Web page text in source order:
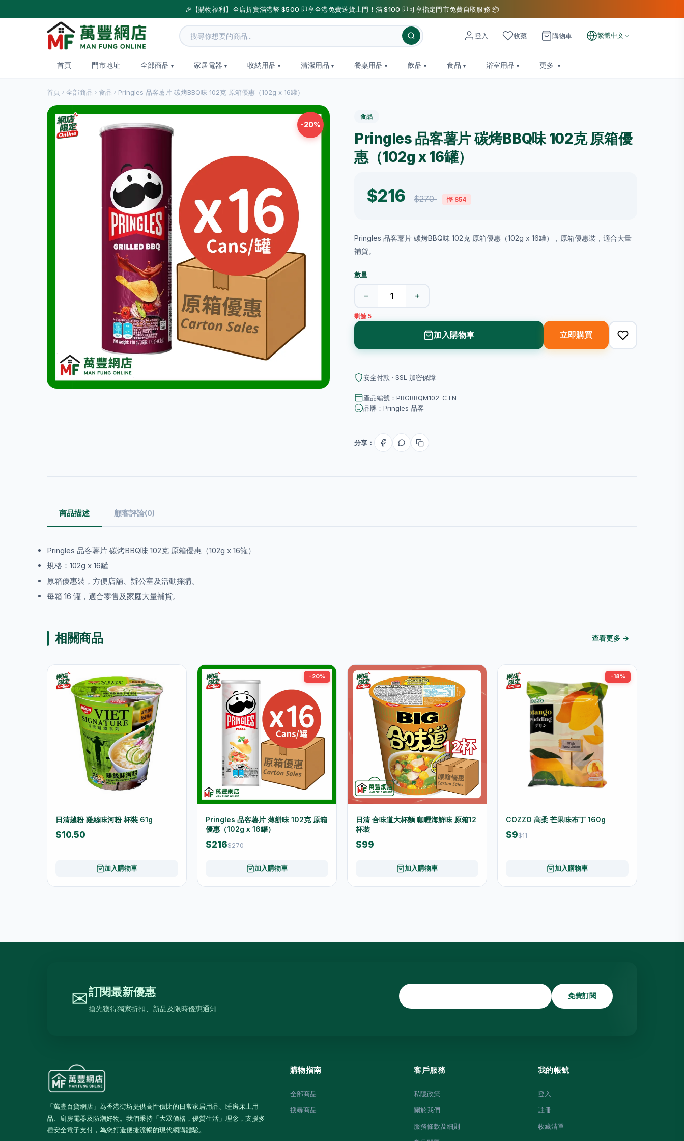
🎉【購物福利】全店折實滿港幣 $500 即享全港免費送貨上門！滿 $100 即可享指定門市免費自取服務 📦
登入 收藏 購物車 繁體中文
首頁 門市地址 全部商品 家居電器 收納用品 清潔用品 餐桌用品 飲品 食品 浴室用品 更多
首頁 全部商品 食品 Pringles 品客薯片 碳烤BBQ味 102克 原箱優惠（102g x 16罐）
-20%
食品
Pringles 品客薯片 碳烤BBQ味 102克 原箱優
惠（102g x 16罐）
$216 $270 慳 $54
Pringles 品客薯片 碳烤BBQ味 102克 原箱優惠（102g x 16罐），原箱優惠裝，適合大量
補貨。
數量
− +
剩餘 5
加入購物車 立即購買
安全付款 · SSL 加密保障
產品編號：PRGBBQM102-CTN
品牌：Pringles 品客
分享：
商品描述 顧客評論(0)
Pringles 品客薯片 碳烤BBQ味 102克 原箱優惠（102g x 16罐）
規格：102g x 16罐
原箱優惠裝，方便店舖、辦公室及活動採購。
每箱 16 罐，適合零售及家庭大量補貨。
相關商品 查看更多 →
日清越粉 雞絲味河粉 杯裝 61g
$10.50
加入購物車
-20%
Pringles 品客薯片 薄餅味 102克 原箱
優惠（102g x 16罐）
$216$270
加入購物車
日清 合味道大杯麵 咖喱海鮮味 原箱12
杯裝
$99
加入購物車
-18%
COZZO 高柔 芒果味布丁 160g
$9$11
加入購物車
✉訂閱最新優惠
搶先獲得獨家折扣、新品及限時優惠通知
免費訂閱
「萬豐百貨網店」為香港街坊提供高性價比的日常家居用品、睡房床上用
品、廚房電器及防潮好物。我們秉持「大眾價格，優質生活」理念，支援多
種安全電子支付，為您打造便捷流暢的現代網購體驗。
購物指南
全部商品
搜尋商品
客戶服務
私隱政策
關於我們
服務條款及細則
我的帳號
登入
註冊
收藏清單